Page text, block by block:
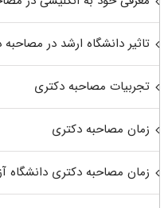
تاثیر دانشگاه ارشد در
تجربیات مصاحبه دکتری
زمان مصاحبه دکتری
زمان مصاحبه دکتری دانشگاه